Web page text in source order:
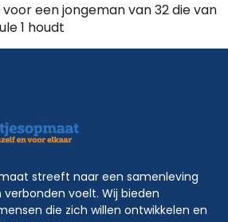
een jongeman van 32 die van
1 houdt
streeft naar een samenleving
voelt. Wij bieden
die zich willen ontwikkelen en